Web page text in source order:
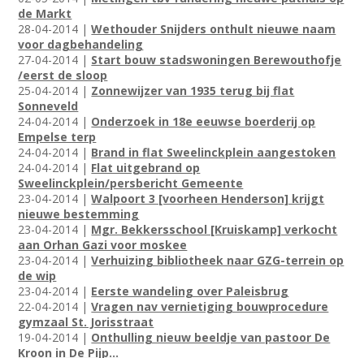
de Markt
28-04-2014 |Wethouder Snijders onthult nieuwe naam
voor dagbehandeling
27-04-2014 | Start bouw stadswoningen Berewouthofje
/eerst de sloop
25-04-2014 | Zonnewijzer van 1935 terug bij flat
Sonneveld
24-04-2014 | Onderzoek in 18e eeuwse boerderij op
Empelse terp
24-04-2014 | Brand in flat Sweelinckplein aangestoken
24-04-2014 | Flat uitgebrand op
Sweelinckplein/persbericht Gemeente
23-04-2014 |Walpoort 3 [voorheen Henderson] krijgt
nieuwe bestemming
23-04-2014 | Mgr. Bekkersschool [Kruiskamp] verkocht
aan Orhan Gazi voor moskee
23-04-2014 |Verhuizing bibliotheek naar GZG-terrein op
de wip
23-04-2014 | Eerste wandeling over Paleisbrug
22-04-2014 |Vragen nav vernietiging bouwprocedure
gymzaal St. Jorisstraat
19-04-2014 | Onthulling nieuw beeldje van pastoor De
Kroon in De Pijp...